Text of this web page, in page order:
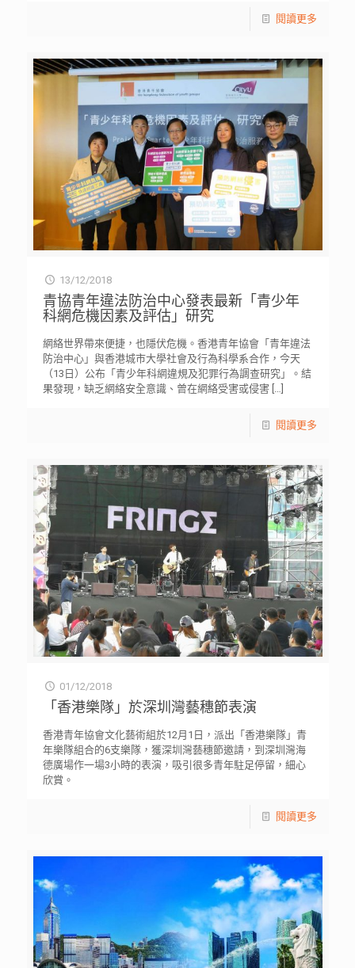
閱讀更多
13/12/2018
青協青年違法防治中心發表最新「青少年
科網危機因素及評估」研究
網絡世界帶來便捷，也隱伏危機。香港青年協會「青年違法
防治中心」與香港城市大學社會及行為科學系合作，今天
（13日）公布「青少年科網違規及犯罪行為調查研究」。結
果發現，缺乏網絡安全意識、曾在網絡受害或侵害[…]
閱讀更多
01/12/2018
「香港樂隊」於深圳灣藝穗節表演
香港青年協會文化藝術組於12月1日，派出「香港樂隊」青
年樂隊組合的6支樂隊，獲深圳灣藝穗節邀請，到深圳灣海
德廣場作一場3小時的表演，吸引很多青年駐足停留，細心
欣賞。
閱讀更多